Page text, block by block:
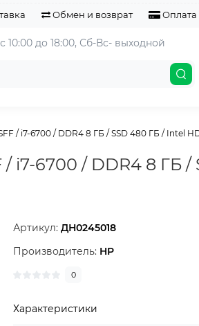
Обмен и возврат Оплата
10:00 до 18:00, Сб-Вс- выходной
/ i7-6700 / DDR4 8 ГБ / SSD 480 ГБ / Intel
i7-6700 / DDR4 8 ГБ
Артикул:ДН0245018
Производитель: HP
0
Характеристики